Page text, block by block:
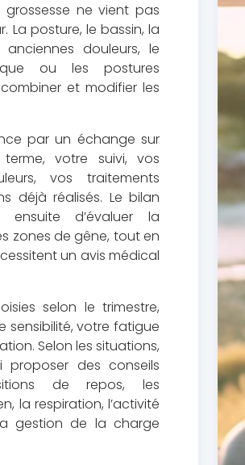
ne vient pas
La posture, le bassin, la
douleurs, le
ou les postures
et modifier les
par un échange sur
votre suivi, vos
vos traitements
déjà réalisés. Le bilan
ensuite d’évaluer la
zones de gêne, tout en
un avis médical
selon le trimestre,
sensibilité, votre fatigue
Selon les situations,
proposer des conseils
de repos, les
la respiration, l’activité
gestion de la charge